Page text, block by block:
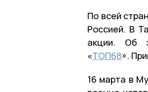
По всей
Россией. В
акции. Об
«ТОП68».
16 марта в